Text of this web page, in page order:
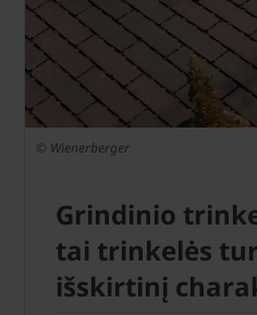
© Wienerberger
Grindinio
tai trinkelės
išskirtinį